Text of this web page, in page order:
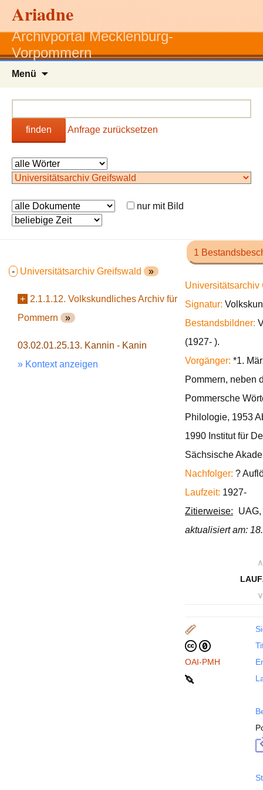
Ariadne
Archivportal Mecklenburg-
Vorpommern
Menü
finden Anfrage zurücksetzen
nur mit Bild
- Universitätsarchiv Greifswald »
+ 2.1.1.12. Volkskundliches Archiv für
Pommern »
03.02.01.25.13. Kannin - Kanin
» Kontext anzeigen
1
Signatur:
Bestandsbildner:
(1927- ).
Vorgänger: *1.
Pommern, neben
Pommersche
Philologie, 1953
1990 Institut für
Sächsische
Nachfolger: ?
Laufzeit: 1927-
Zitierweise:
aktualisiert am:
∧
∨
OAI-PMH